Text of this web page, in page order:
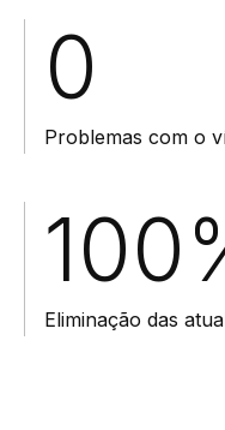
0
Problemas com o
Eliminação das